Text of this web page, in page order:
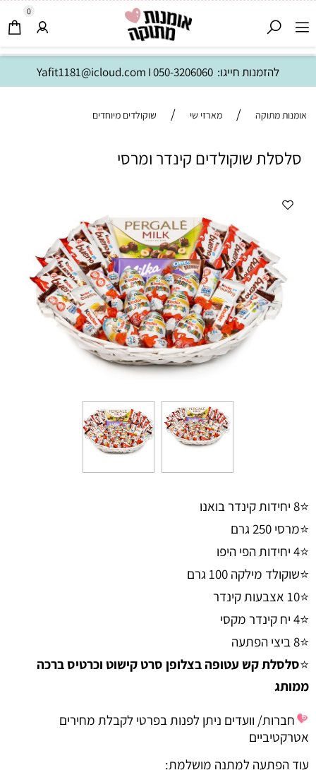
להזמנות חייגו: Yafit1181@icloud.com I050-3206060
0
אומנות מתוקה / מארזי שי / שוקולדים מיוחדים
סלסלת שוקולדים קינדר ומרסי
⭐8 יחידות קינדר בואנו
⭐מרסי 250 גרם
⭐4 יחידות הפי היפו
⭐שוקולד מילקה 100 גרם
⭐10 אצבעות קינדר
⭐4 יח קינדר מקסי
⭐8 ביצי הפתעה
⭐סלסלת קש עטופה בצלופן סרט קישוט וכרטיס ברכה
ממותג
חברות/ וועדים ניתן לפנות בפרטי לקבלת מחירים
אטרקטיביים
עוד הפתעה למתנה מושלמת: